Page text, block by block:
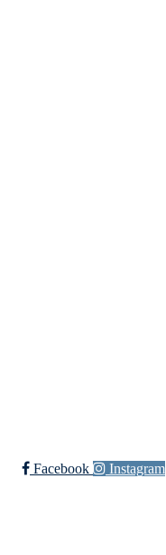
Facebook Instagram